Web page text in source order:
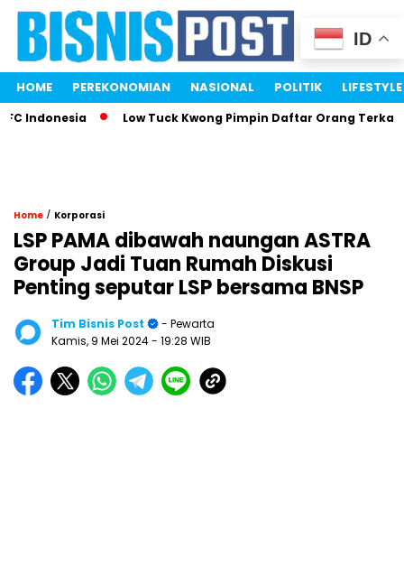
HOME PEREKONOMIAN NASIONAL POLITIK LIFESTYLE
Low Tuck Kwong Pimpin Daftar Orang Terkaya
Home / Korporasi
LSP PAMA dibawah naungan ASTRA
Group Jadi Tuan Rumah Diskusi
Penting seputar LSP bersama BNSP
Tim Bisnis Post
- Pewarta
Kamis, 9 Mei 2024- 19:28 WIB
ID